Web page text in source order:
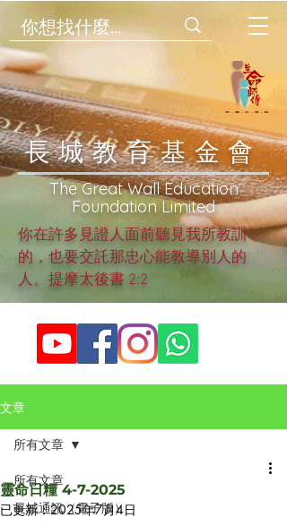
​長城教育基金會
​The Great Wall Education
Foundation Limited
你在許多見證人面前聽見我所教訓
的，也要交託那忠心能教導別人的
人。提摩太後書 2:2
文章
所有文章
長城通訊（電子版）
所有文章
靈命日糧 4-7-2025
已更新：2025年7月4日